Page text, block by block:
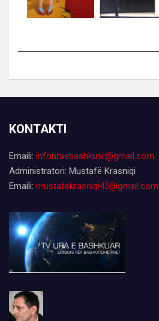
KONTAKTI
Emaili: infouraebashkuar@gmail.com
Administratori: Mustafë Krasniqi
Emaili: mustafekrasniqi45@gmail.com